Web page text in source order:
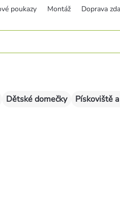
poukazy Montáž Doprava
Dětské domečky Pískoviště